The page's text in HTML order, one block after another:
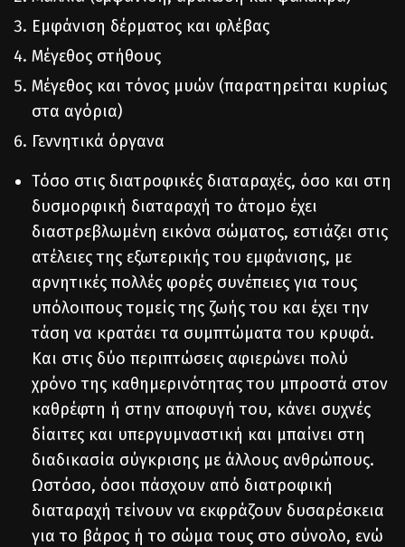
Εμφάνιση δέρματος και φλέβας
Μέγεθος στήθους
Μέγεθος και τόνος μυών (παρατηρείται κυρίως
στα αγόρια)
Γεννητικά όργανα
Τόσο στις διατροφικές διαταραχές, όσο και στη
δυσμορφική διαταραχή το άτομο έχει
διαστρεβλωμένη εικόνα σώματος, εστιάζει στις
ατέλειες της εξωτερικής του εμφάνισης, με
αρνητικές πολλές φορές συνέπειες για τους
υπόλοιπους τομείς της ζωής του και έχει την
τάση να κρατάει τα συμπτώματα του κρυφά.
Και στις δύο περιπτώσεις αφιερώνει πολύ
χρόνο της καθημερινότητας του μπροστά στον
καθρέφτη ή στην αποφυγή του, κάνει συχνές
δίαιτες και υπεργυμναστική και μπαίνει στη
διαδικασία σύγκρισης με άλλους ανθρώπους.
Ωστόσο, όσοι πάσχουν από διατροφική
διαταραχή τείνουν να εκφράζουν δυσαρέσκεια
για το βάρος ή το σώμα τους στο σύνολο, ενώ